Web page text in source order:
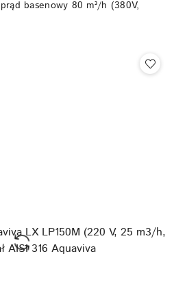
basenowy 80 m³/h (380V,